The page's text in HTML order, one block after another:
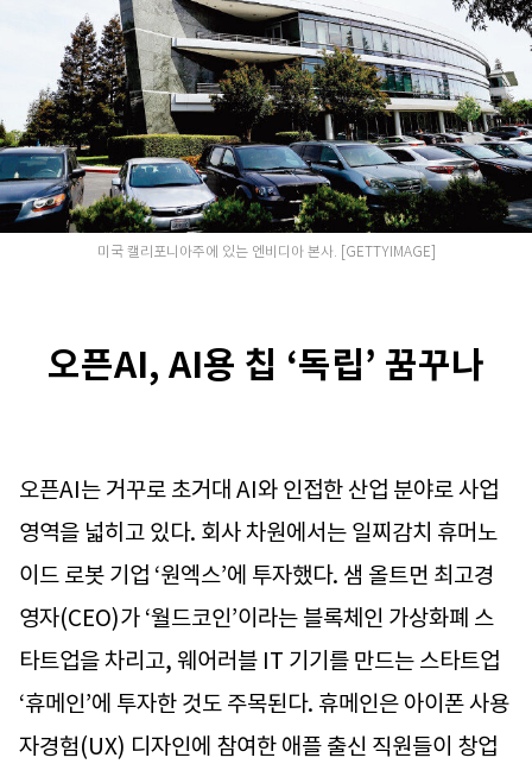
미국 캘리포니아주에 있는 엔비디아 본사. [GETTYIMAGE]
오픈AI, AI용 칩 ‘독립’ 꿈꾸나
오픈AI는 거꾸로 초거대 AI와 인접한 산업 분야로 사업
영역을 넓히고 있다. 회사 차원에서는 일찌감치 휴머노
이드 로봇 기업 ‘원엑스’에 투자했다. 샘 올트먼 최고경
영자(CEO)가 ‘월드코인’이라는 블록체인 가상화폐 스
타트업을 차리고, 웨어러블 IT 기기를 만드는 스타트업
‘휴메인’에 투자한 것도 주목된다. 휴메인은 아이폰 사용
자경험(UX) 디자인에 참여한 애플 출신 직원들이 창업